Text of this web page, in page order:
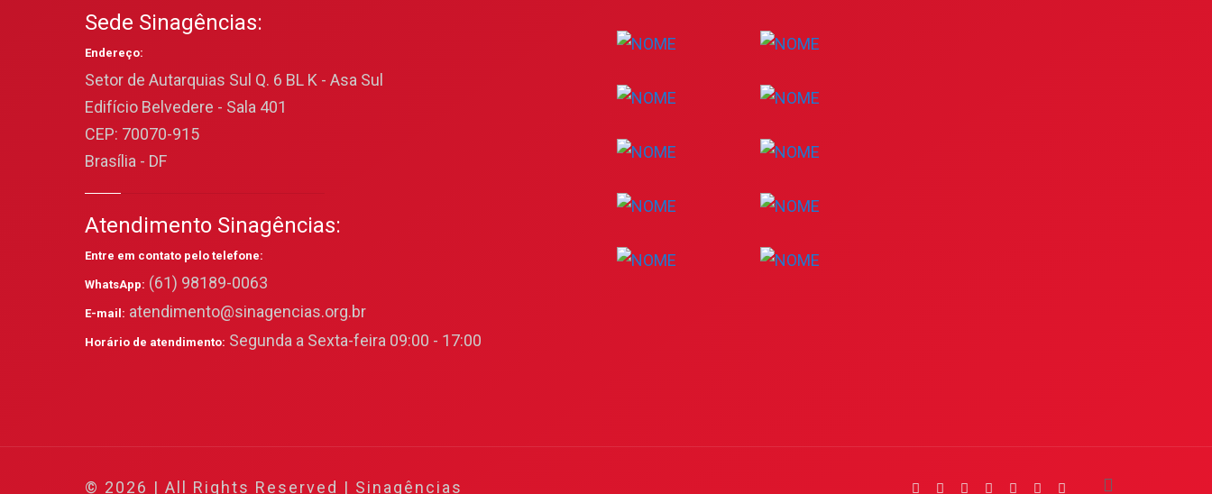
Sede Sinagências:
Endereço:
Setor de Autarquias Sul Q. 6 BL K - Asa Sul
Edifício Belvedere - Sala 401
CEP: 70070-915
Brasília - DF
Atendimento Sinagências:
Entre em contato pelo telefone:
WhatsApp: (61) 98189-0063
E-mail: atendimento@sinagencias.org.br
Horário de atendimento: Segunda a Sexta-feira 09:00 - 17:00
© 2026 | All Rights Reserved | Sinagências